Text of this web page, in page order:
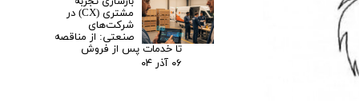
مشتری (CX) در
شرکت‌های
صنعتی: از مناقصه
تا خدمات پس از فروش
۰۶ آذر ۰۴